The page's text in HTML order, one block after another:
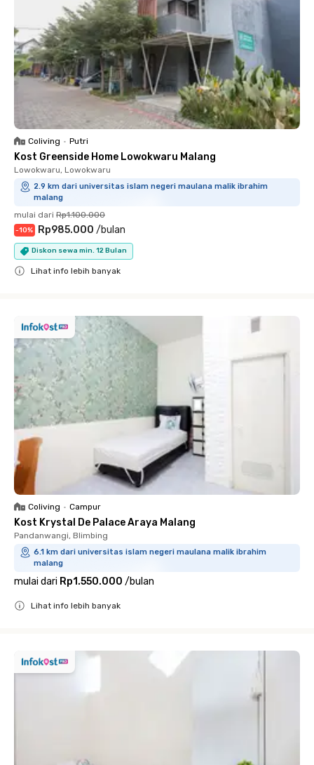
Coliving • Putri
Kost Greenside Home Lowokwaru Malang
Lowokwaru, Lowokwaru
2.9 km dari universitas islam negeri maulana malik ibrahim
malang
mulai dari Rp1.100.000
-10% Rp985.000 /bulan
Diskon sewa min. 12 Bulan
Lihat info lebih banyak
Coliving • Campur
Kost Krystal De Palace Araya Malang
Pandanwangi, Blimbing
6.1 km dari universitas islam negeri maulana malik ibrahim
malang
mulai dari Rp1.550.000 /bulan
Lihat info lebih banyak